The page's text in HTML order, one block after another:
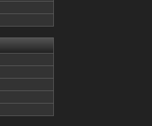
ルまと...
-ウ...
ろぐ
ルま...